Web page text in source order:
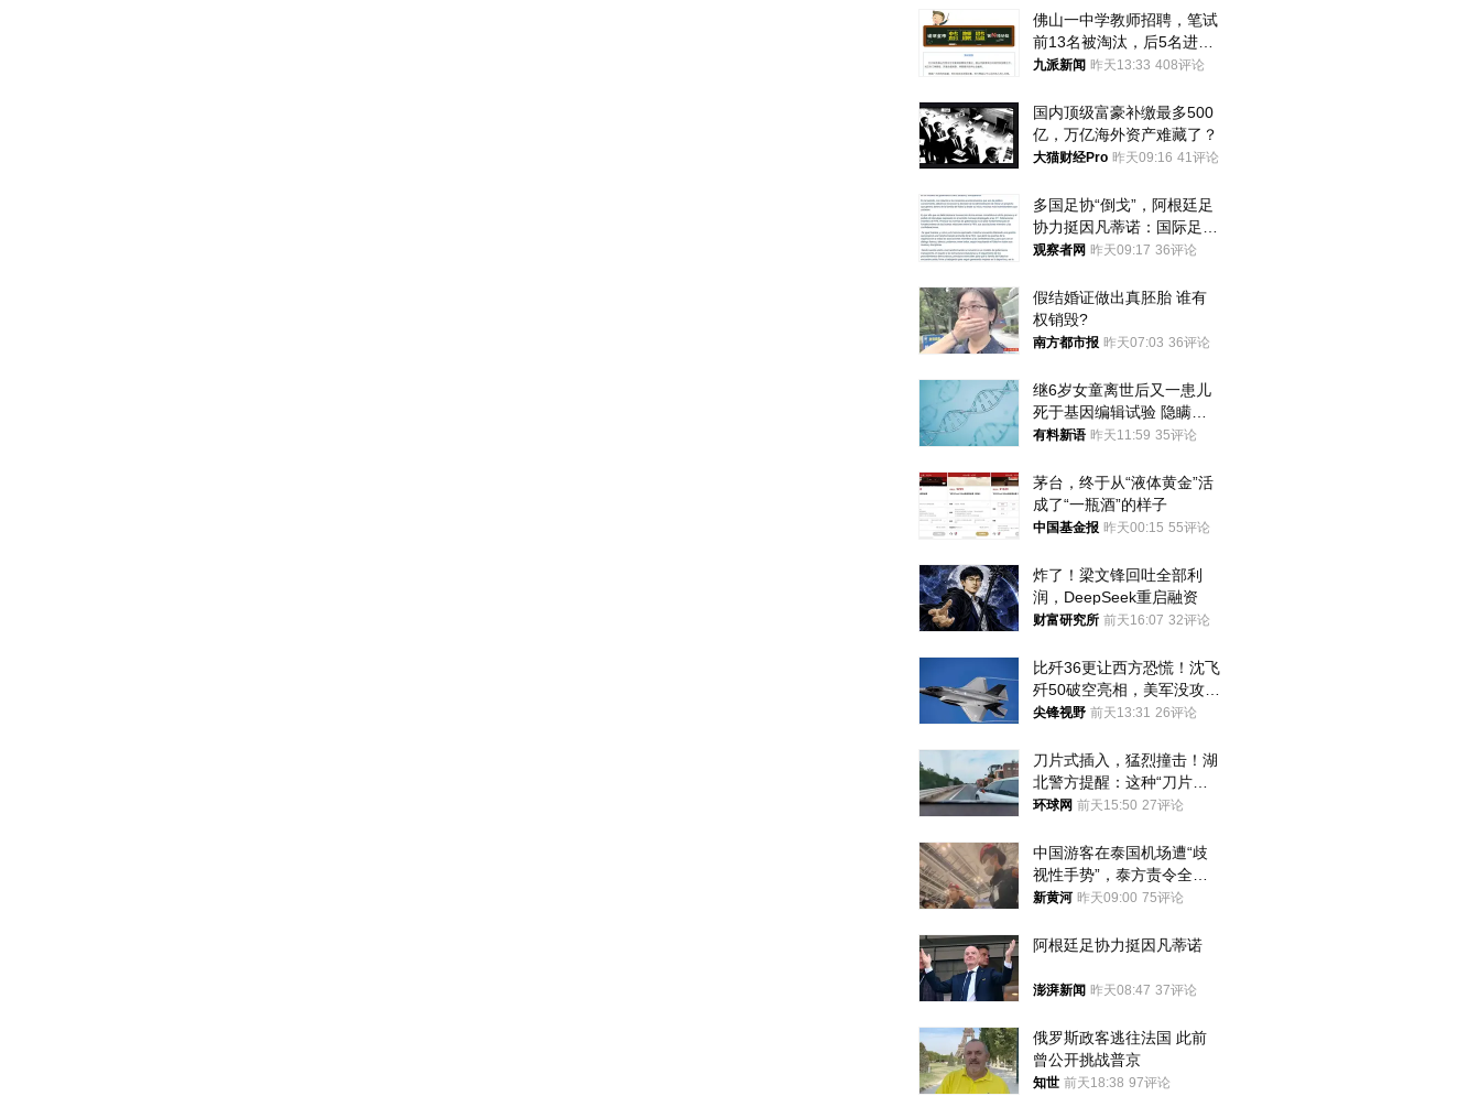
佛山一中学教师招聘，笔试
前13名被淘汰，后5名进体
检，被疑萝卜岗，官方通
九派新闻 昨天13:33 408评论
国内顶级富豪补缴最多500
亿，万亿海外资产难藏了？
大猫财经Pro 昨天09:16 41评论
多国足协“倒戈”，阿根廷足
协力挺因凡蒂诺：国际足联
今后应继续在其领导下前行
观察者网 昨天09:17 36评论
假结婚证做出真胚胎 谁有
权销毁?
南方都市报 昨天07:03 36评论
继6岁女童离世后又一患儿
死于基因编辑试验 隐瞒一
年才对外披露
有料新语 昨天11:59 35评论
茅台，终于从“液体黄金”活
成了“一瓶酒”的样子
中国基金报 昨天00:15 55评论
炸了！梁文锋回吐全部利
润，DeepSeek重启融资
财富研究所 前天16:07 32评论
比歼36更让西方恐慌！沈飞
歼50破空亮相，美军没攻克
的技术被拿下
尖锋视野 前天13:31 26评论
刀片式插入，猛烈撞击！湖
北警方提醒：这种“刀片超
车”，太危险了
环球网 前天15:50 27评论
中国游客在泰国机场遭“歧
视性手势”，泰方责令全面
调查，对责任人采取最严厉
新黄河 昨天09:00 75评论
阿根廷足协力挺因凡蒂诺
澎湃新闻 昨天08:47 37评论
俄罗斯政客逃往法国 此前
曾公开挑战普京
知世 前天18:38 97评论